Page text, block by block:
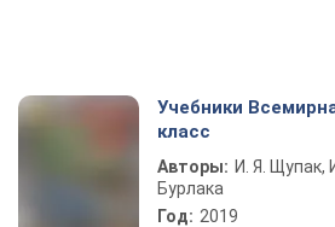
Учебники
класс
Авторы: И. Я. Щупак,
Бурлака
Год: 2019